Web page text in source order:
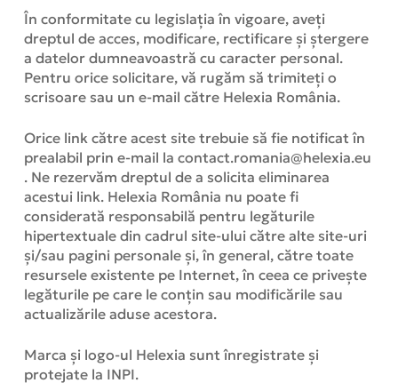
În conformitate cu legislația în vigoare, aveți
dreptul de acces, modificare, rectificare și ștergere
a datelor dumneavoastră cu caracter personal.
Pentru orice solicitare, vă rugăm să trimiteți o
scrisoare sau un e-mail către Helexia România.
Orice link către acest site trebuie să fie notificat în
prealabil prin e-mail la contact.romania@helexia.eu
. Ne rezervăm dreptul de a solicita eliminarea
acestui link. Helexia România nu poate fi
considerată responsabilă pentru legăturile
hipertextuale din cadrul site-ului către alte site-uri
și/sau pagini personale și, în general, către toate
resursele existente pe Internet, în ceea ce privește
legăturile pe care le conțin sau modificările sau
actualizările aduse acestora.
Marca și logo-ul Helexia sunt înregistrate și
protejate la INPI.